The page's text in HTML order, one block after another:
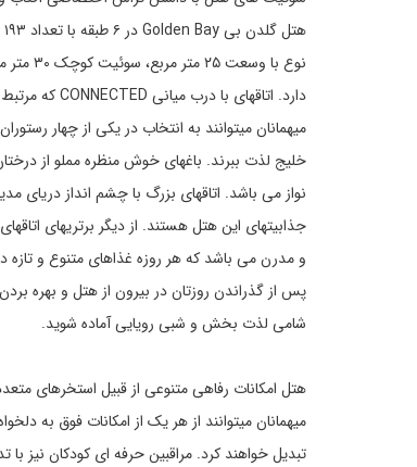
دارد. اتاقهای با درب میانی CONNECTED که مرتبط بوده و برای خانواده ها مناسب می باشد نیز وجود دارد.
میهمانان میتوانند به انتخاب در یکی از چهار
خلیج لذت ببرند. باغهای خوش منظره مملو از
نواز می باشد. اتاقهای بزرگ با چشم انداز دریای
جذابیتهای این هتل هستند. از دیگر برتریهای
و مدرن می باشد که هر روزه غذاهای متنوع و
پس از گذراندن روزتان در بیرون از هتل و بهره
شامی لذت بخش و شبی رویایی آماده شوید.
هتل امکانات رفاهی متنوعی از قبیل استخرهای
میهمانان میتوانند از هر یک از امکانات فوق به
تبدیل خواهند کرد. مراقبین حرفه ای کودکان نیز